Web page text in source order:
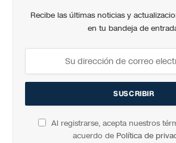
Recibe las últimas noticias y
en tu bandeja de
Al registrarse, acepta nuestros
acuerdo de Política de